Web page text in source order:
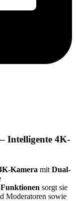
Intelligente 4K-
Kamera mit Dual-
sorgt sie
Moderatoren sowie